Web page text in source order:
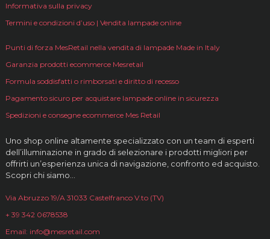
Informativa sulla privacy
Termini e condizioni d’uso | Vendita lampade online
Punti di forza MesRetail nella vendita di lampade Made in Italy
Garanzia prodotti ecommerce Mesretail
Formula soddisfatti o rimborsati e diritto di recesso
Pagamento sicuro per acquistare lampade online in sicurezza
Spedizioni e consegne ecommerce Mes Retail
Uno shop online altamente specializzato con un team di esperti
dell’illuminazione in grado di selezionare i prodotti migliori per
offrirti un’esperienza unica di navigazione, confronto ed acquisto.
Scopri chi siamo…
Via Abruzzo 19/A 31033 Castelfranco V.to (TV)
+ 39 342 0678538
Email: info@mesretail.com